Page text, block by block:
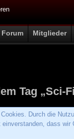
Forum Mitglieder
Tag „Sci-
Durch die
dass wir